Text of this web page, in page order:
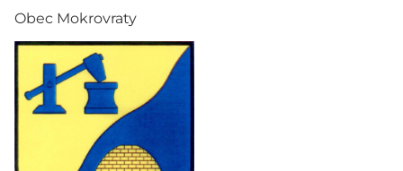
Obec Mokrovraty